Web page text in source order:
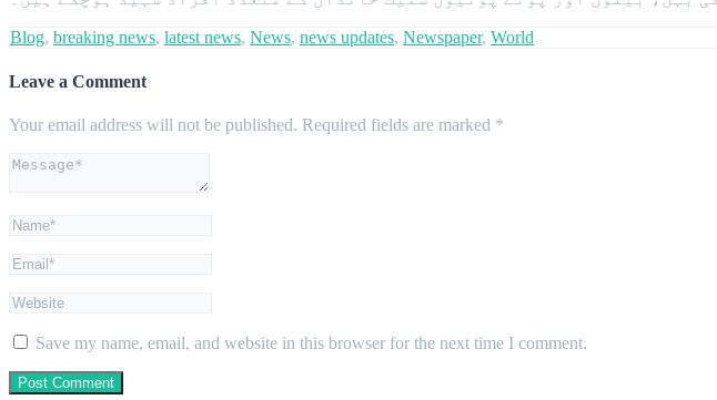
Blog, breaking news, latest news, News, news updates, Newspaper, World
Leave a Comment
Your email address will not be published. Required fields are marked *
Save my name, email, and website in this browser for the next time I comment.